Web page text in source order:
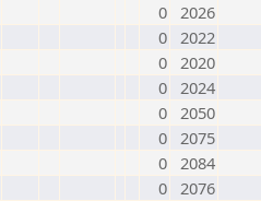
0 2026
0 2022
0 2020
0 2024
0 2050
0 2075
0 2084
0 2076